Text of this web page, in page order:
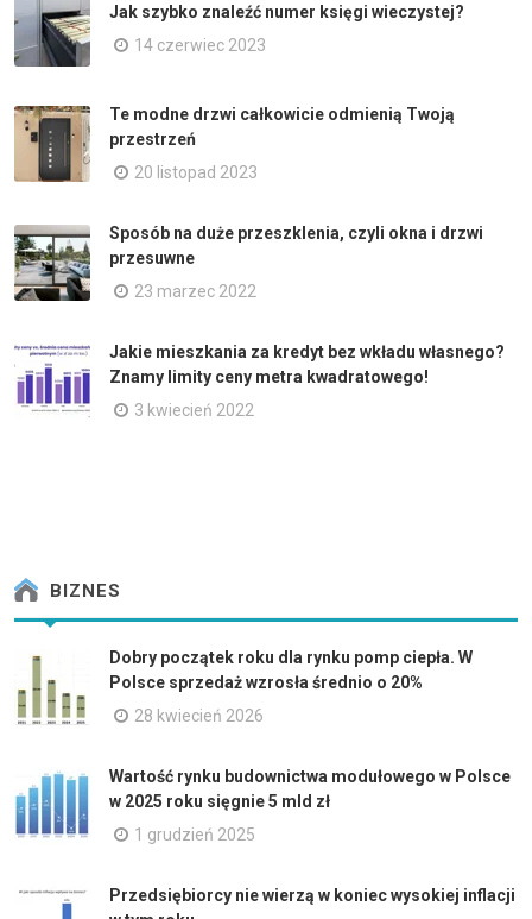
Jak szybko znaleźć numer księgi wieczystej?
14 czerwiec 2023
Te modne drzwi całkowicie odmienią Twoją
przestrzeń
20 listopad 2023
Sposób na duże przeszklenia, czyli okna i drzwi
przesuwne
23 marzec 2022
Jakie mieszkania za kredyt bez wkładu własnego?
Znamy limity ceny metra kwadratowego!
3 kwiecień 2022
BIZNES
Dobry początek roku dla rynku pomp ciepła. W
Polsce sprzedaż wzrosła średnio o 20%
28 kwiecień 2026
Wartość rynku budownictwa modułowego w Polsce
w 2025 roku sięgnie 5 mld zł
1 grudzień 2025
Przedsiębiorcy nie wierzą w koniec wysokiej inflacji